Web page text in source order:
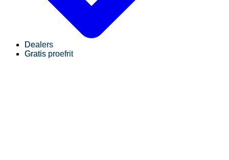
Dealers
Gratis proefrit